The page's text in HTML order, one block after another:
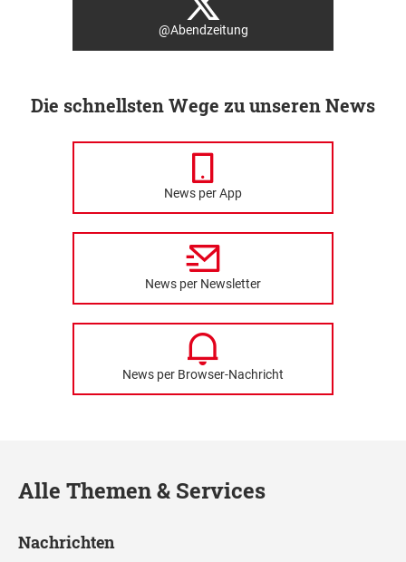
@Abendzeitung
Die schnellsten Wege zu unseren News
News per App
News per Newsletter
News per Browser-Nachricht
Alle Themen & Services
Nachrichten